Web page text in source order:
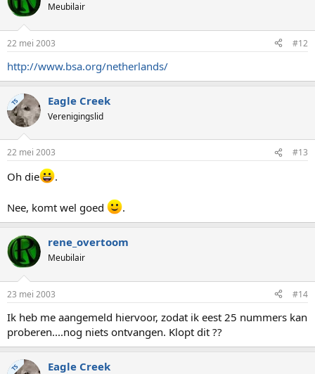
Meubilair
22 mei 2003 #12
http://www.bsa.org/netherlands/
TS Eagle Creek
Verenigingslid
22 mei 2003 #13
Oh die .
Nee, komt wel goed .
rene_overtoom
Meubilair
23 mei 2003 #14
Ik heb me aangemeld hiervoor, zodat ik eest 25 nummers kan
proberen....nog niets ontvangen. Klopt dit ??
TS Eagle Creek